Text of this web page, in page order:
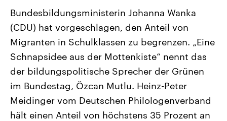
Landtagswahl Sachsen-Anhalt
Alle Informationen
Sachsen-Anhalt wählt am 6.
September 2026 einen neuen
Landtag. Seit 2021 wird das
Bundesland von einer Koalition aus
CDU, SPD und FDP regiert.-
Umfragen, Prognosen,
Wahlprogramme, aktuelle Berichte
und Hintergründe zu den Parteien
und Kandidaten der anstehenden
USA
Hintergründe
Wirtschaftlich und
gehören die Vereinigten
den mächtigsten Ländern
mit großem Einfluss auf
aktuelle Weltgeschehen.
Sendungen Programm Podcasts
Bundesbildungsministerin Johanna Wanka
(CDU) hat vorgeschlagen, den Anteil von
Migranten in Schulklassen zu begrenzen. „Eine
Schnapsidee aus der Mottenkiste“ nennt das
der bildungspolitische Sprecher der Grünen
im Bundestag, Özcan Mutlu. Heinz-Peter
Meidinger vom Deutschen Philologenverband
hält einen Anteil von höchstens 35 Prozent an